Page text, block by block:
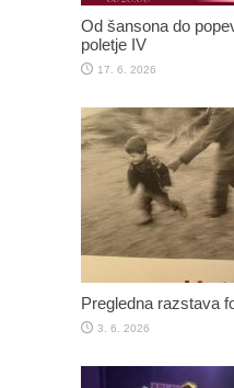
Od šansona do
poletje IV
17. 6. 2026
Pregledna razstava
3. 6. 2026